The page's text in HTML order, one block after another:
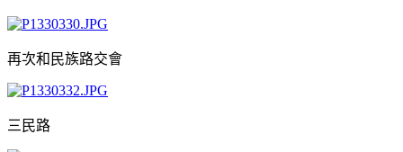
再次和民族路交會
三民路